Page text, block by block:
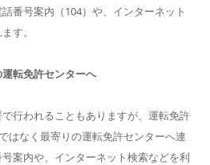
番号案内（104）や、インターネット
す。
運転免許センターへ
行われることもありますが、運転免許
はなく最寄りの運転免許センターへ連
案内や、インターネット検索などを利